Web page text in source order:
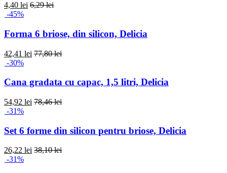
4,40 lei 6,29 lei
-45%
Forma 6 briose, din silicon, Delicia
42,41 lei 77,80 lei
-30%
Cana gradata cu capac, 1,5 litri, Delicia
54,92 lei 78,46 lei
-31%
Set 6 forme din silicon pentru briose, Delicia
26,22 lei 38,10 lei
-31%